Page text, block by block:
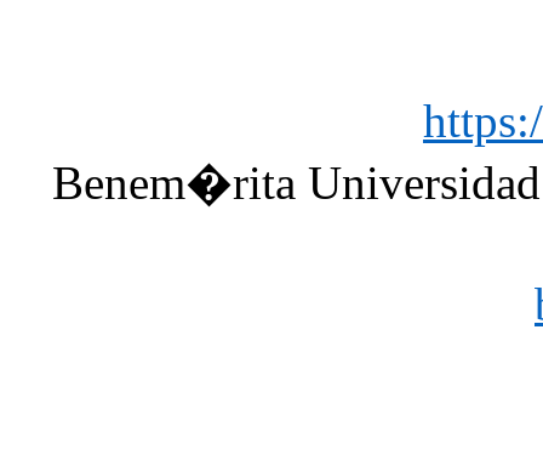
Benem�rita